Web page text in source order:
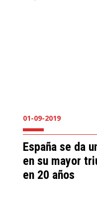
01-09-2019
España se da
en su mayor
en 20 años